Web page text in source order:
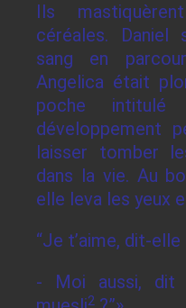
Ils
céréales. Daniel
sang en
Angelica était
poche intitulé
développement
laisser tomber
dans la vie. Au
elle leva les yeux
“Je t’aime, dit-
- Moi aussi, dit
2